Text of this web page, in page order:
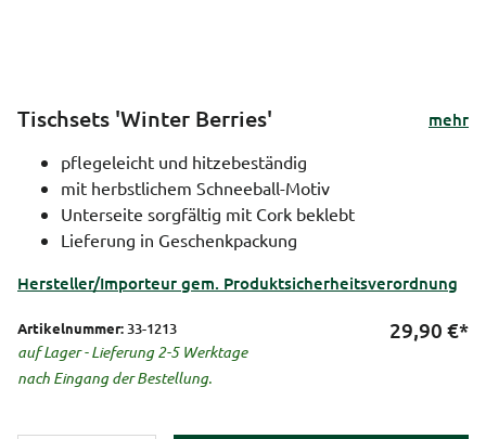
Tischsets 'Winter Berries'
mehr
pflegeleicht und hitzebeständig
mit herbstlichem Schneeball-Motiv
Unterseite sorgfältig mit Cork beklebt
Lieferung in Geschenkpackung
Hersteller/Importeur gem. Produktsicherheitsverordnung
Artikelnummer: 33-1213
auf Lager - Lieferung 2-5 Werktage
nach Eingang der Bestellung.
29,90 €*